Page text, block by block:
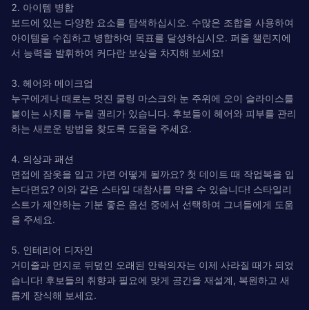
2. 아이템 병합
보드에 있는 다양한 요소를 탐색하십시오. 수많은 조합을 사용하여
아이템을 수집하고 병합하여 목표를 달성하십시오. 퍼즐 챌린지에
서 능력을 발휘하여 커다란 보상을 차지해 보세요!
3. 헤어와 메이크업
누구에게나 때로는 멋진 쿨링 마스크와 눈 주위에 오이 슬라이스를
붙이는 사치를 누릴 권리가 있습니다. 후보들이 헤어와 피부를 관리
하는 새로운 방법을 찾도록 도움을 주세요.
4. 의상과 패션
면접에 잠옷을 입고 가면 어떻게 될까요? 첫 데이트 때 작업복을 입
는다면요? 이와 같은 스타일 대참사를 막을 수 있습니다! 스타일리
스트가 제안하는 기분 좋은 옵션 중에서 선택하여 그녀들에게 도움
을 주세요.
5. 인테리어 디자인
거미줄과 먼지로 뒤덮인 오래된 안락의자는 이제 사라질 때가 되었
습니다! 후보들의 취향과 필요에 맞게 공간을 재설계, 복원하고 새
롭게 장식해 보세요.